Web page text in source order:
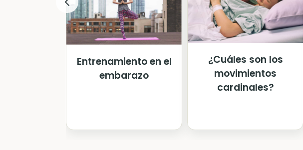
Entrenamiento en el
embarazo
¿Cuáles son los
movimientos
cardinales?